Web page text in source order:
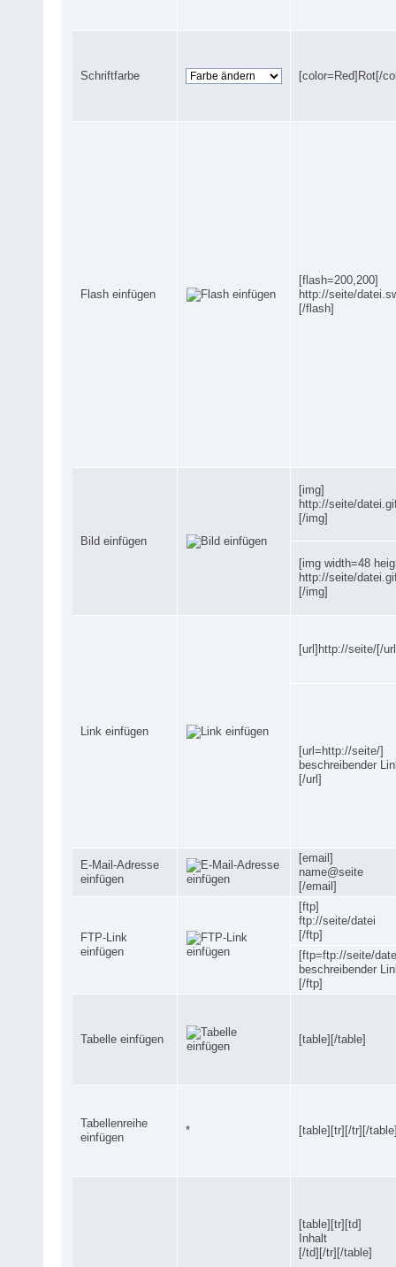
Schriftfarbe [color=Red]Rot[/
Flash einfügen
[flash=200,200]
http://seite/
[/flash]
Bild einfügen
[img]
http://seite/
[/img]
[img width=48
http://seite/
[/img]
Link einfügen
[url]http://seite/[/
[url=http://seite/]
beschreibender
[/url]
E-Mail-Adresse
einfügen
[email]
name@seite
[/email]
FTP-Link
einfügen
[ftp]
ftp://seite/datei
[/ftp]
[ftp=ftp://seite/
beschreibender
[/ftp]
Tabelle einfügen [table][/table]
Tabellenreihe
einfügen
* [table][tr][/tr][/
[table][tr][td]
Inhalt
[/td][/tr][/table]